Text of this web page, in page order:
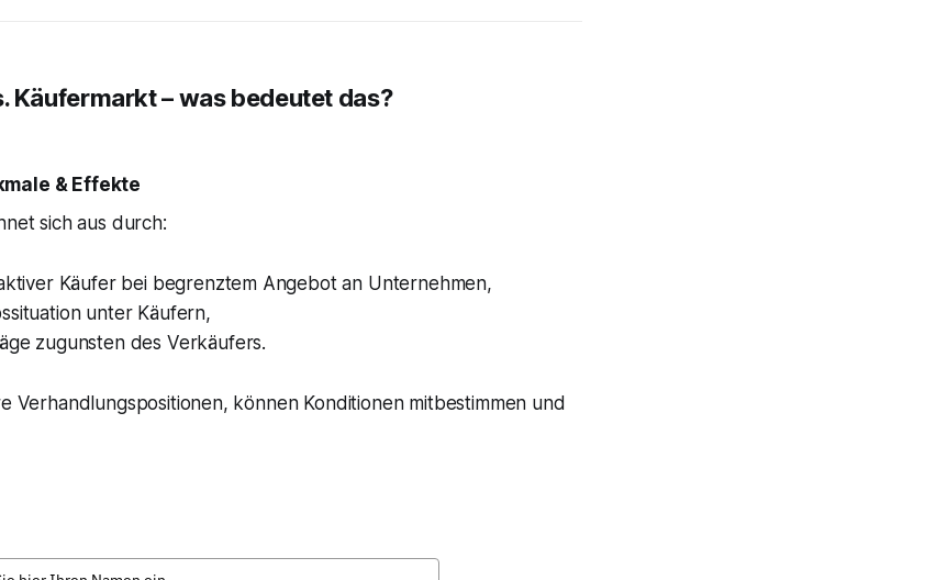
Käufermarkt – was bedeutet das?
& Effekte
sich aus durch:
Käufer bei begrenztem Angebot an Unternehmen,
unter Käufern,
zugunsten des Verkäufers.
Verhandlungspositionen, können Konditionen mitbestimmen und